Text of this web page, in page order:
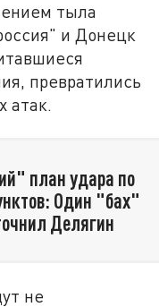
тыла
и Донецк
превратились
атак.
план удара по
Один "бах"
Делягин
не